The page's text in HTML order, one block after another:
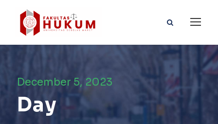
December 5, 2023
Day